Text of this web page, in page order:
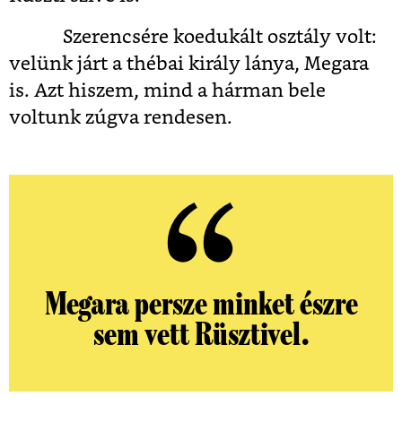
Szerencsére koedukált osztály volt:
velünk járt a thébai király lánya, Megara
is. Azt hiszem, mind a hárman bele
voltunk zúgva rendesen.
Megara persze minket észre
sem vett Rüsztivel.